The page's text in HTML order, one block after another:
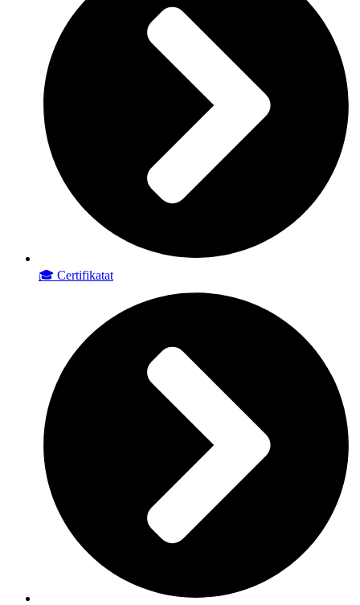
🎓 Certifikatat